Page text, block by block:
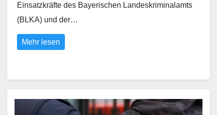
Einsatzkräfte des Bayerischen Landeskriminalamts
(BLKA) und der…
Mehr lesen